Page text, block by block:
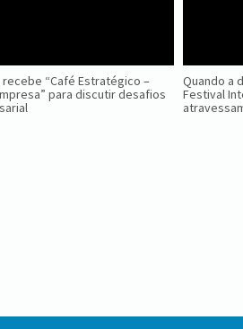
“Café Estratégico –
para discutir desafios
Quando a
Festival